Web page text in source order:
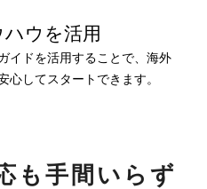
ハウを活用
イドを活用することで、海外
心してスタートできます。
も手間いらず